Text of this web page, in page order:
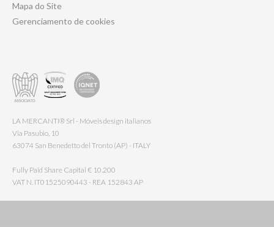
Mapa do Site
Gerenciamento de cookies
LA MERCANTI® Srl - Móveis design italianos
Via Pasubio, 10
63074 San Benedetto del Tronto (AP) - ITALY
Fully Paid Share Capital € 10.200
VAT N. IT01525090443 - REA 152843 AP